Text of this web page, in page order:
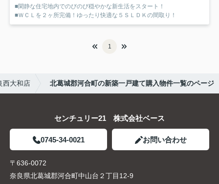
■閑静な住宅地内でのびのび穏やかな新生活をスタート！
■ＷＣＬを２ヶ所完備！ゆったり快適な５ＳＬＤＫの間取り！
1
西大和店 北葛城郡河合町の新築一戸建て購入物件一覧のページ
センチュリー21 株式会社ベース
0745-34-0021 お問い合わせ
〒636-0072
奈良県北葛城郡河合町中山台２丁目12-9